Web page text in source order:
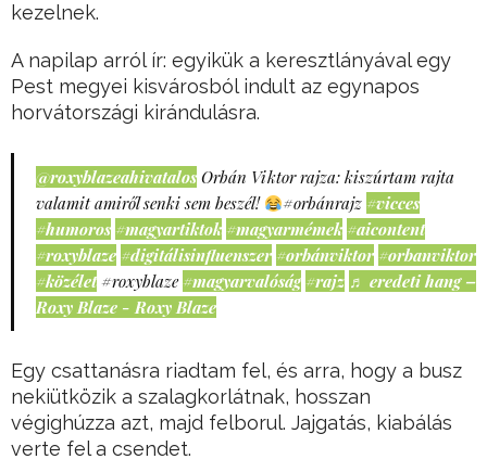
kezelnek.
A napilap arról ír: egyikük a keresztlányával egy
Pest megyei kisvárosból indult az egynapos
horvátországi kirándulásra.
@roxyblazeahivatalos Orbán Viktor rajza: kiszúrtam rajta
valamit amiről senki sem beszél!
#orbánrajz #vicces
#humoros #magyartiktok #magyarmémek #aicontent
#roxyblaze #digitálisinfluenszer #orbánviktor #orbanviktor
#közélet #roxyblaze #magyarvalóság #rajz ♬ eredeti hang –
Roxy Blaze - Roxy Blaze
Egy csattanásra riadtam fel, és arra, hogy a busz
nekiütközik a szalagkorlátnak, hosszan
végighúzza azt, majd felborul. Jajgatás, kiabálás
verte fel a csendet.